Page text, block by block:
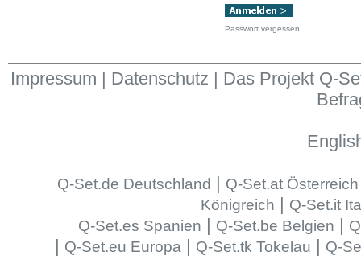
Passwort vergessen
Impressum | Datenschutz | Das Projekt Q-
Q-Set.de Deutschland | Q-Set.at Österreich
Königreich | Q-Set.it
Q-Set.es Spanien | Q-Set.be Belgien |
| Q-Set.eu Europa | Q-Set.tk Tokelau | Q-